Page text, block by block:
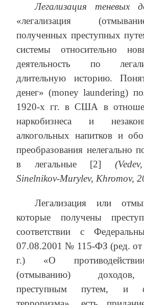
Легализация теневых
«легализация
полученных преступных
системы относительно
деятельность по
длительную историю.
денег» (money laundering)
1920-х гг. в США в
наркобизнеса и
алкогольных напитков и
преобразования нелегально
в легальные [2]
Sinelnikov-Murylev, Khromov,
Легализация или
которые получены
соответствии с
07.08.2001 № 115-ФЗ (ред. от
г.) «О
(отмыванию)
преступным путем, и